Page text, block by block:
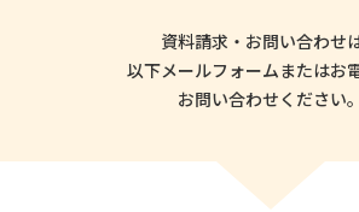
資料請求・お問い合わせは
以下メールフォームまたはお
お問い合わせください。